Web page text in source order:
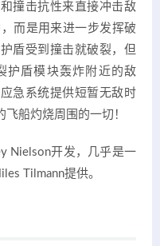
撞击抗性来直接冲击敌
而是用来进一步发挥破
盾受到撞击就破裂，但
护盾模块轰炸附近的敌
急系统提供短暂无敌时
船灼烧周围的一切！
Nielson开发，几乎是一
Tilmann提供。